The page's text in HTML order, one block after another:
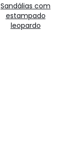
Sandálias com
estampado
leopardo